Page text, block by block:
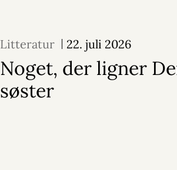
Litteratur 22. juli 2026
Noget, der ligner
søster